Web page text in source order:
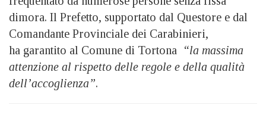
dimora. Il Prefetto, supportato dal Questore e dal
Comandante Provinciale dei Carabinieri,
ha garantito al Comune di Tortona
“la massima
attenzione al rispetto delle regole e della qualità
dell’accoglienza”.